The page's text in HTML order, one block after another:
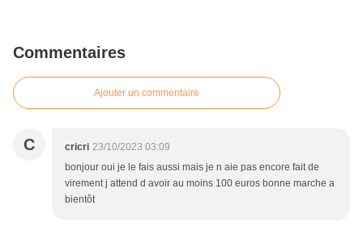
Commentaires
Ajouter un commentaire
C cricri 23/10/2023 03:09
bonjour oui je le fais aussi mais je n aie pas encore fait de
virement j attend d avoir au moins 100 euros bonne marche a
bientôt